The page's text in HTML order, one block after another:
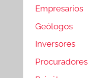
Empresarios
Geólogos
Inversores
Procuradores